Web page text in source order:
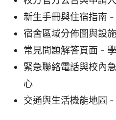
新生手冊與住宿指南
宿舍區域分佈圖與設
常見問題解答頁面 -
緊急聯絡電話與校內
心
交通與生活機能地圖